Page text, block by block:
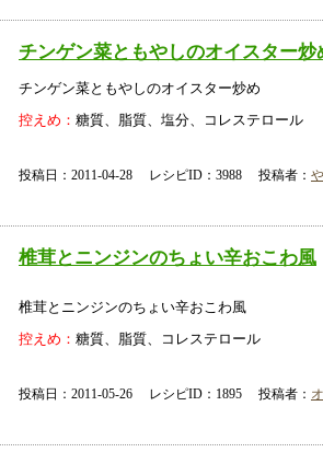
チンゲン菜ともやしのオイスター炒
チンゲン菜ともやしのオイスター炒め
控えめ： 糖質、脂質、塩分、コレステロール
投稿日：2011-04-28 レシピID：3988 投稿者：
椎茸とニンジンのちょい辛おこわ風
椎茸とニンジンのちょい辛おこわ風
控えめ： 糖質、脂質、コレステロール
投稿日：2011-05-26 レシピID：1895 投稿者：